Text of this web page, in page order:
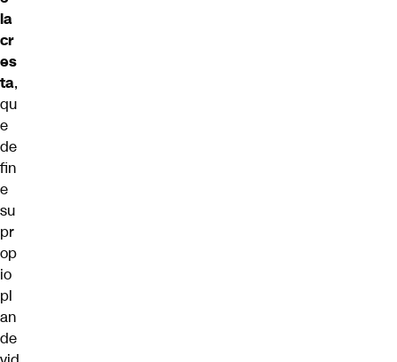
la
cr
es
ta,
qu
e
de
fin
e
su
pr
op
io
pl
an
de